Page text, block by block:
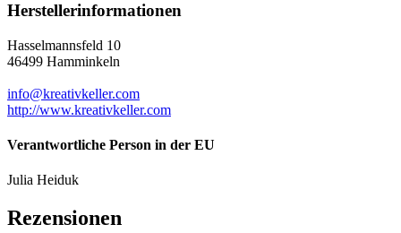
Herstellerinformationen
Hasselmannsfeld 10
46499 Hamminkeln
info@kreativkeller.com
http://www.kreativkeller.com
Verantwortliche Person in der EU
Julia Heiduk
Rezensionen